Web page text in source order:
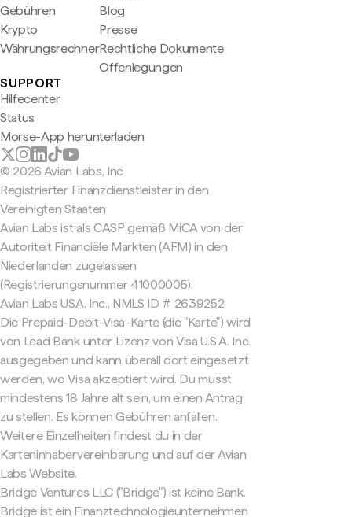
Gebühren
Krypto
Währungsrechner
Blog
Presse
Rechtliche Dokumente
Offenlegungen
SUPPORT
Hilfecenter
Status
Morse-App herunterladen
© 2026 Avian Labs, Inc
Registrierter Finanzdienstleister in den
Vereinigten Staaten
Avian Labs ist als CASP gemäß MiCA von der
Autoriteit Financiële Markten (AFM) in den
Niederlanden zugelassen
(Registrierungsnummer 41000005).
Avian Labs USA, Inc., NMLS ID # 2639252
Die Prepaid-Debit-Visa-Karte (die "Karte") wird
von Lead Bank unter Lizenz von Visa U.S.A. Inc.
ausgegeben und kann überall dort eingesetzt
werden, wo Visa akzeptiert wird. Du musst
mindestens 18 Jahre alt sein, um einen Antrag
zu stellen. Es können Gebühren anfallen.
Weitere Einzelheiten findest du in der
Karteninhabervereinbarung und auf der Avian
Labs Website.
Bridge Ventures LLC ("Bridge") ist keine Bank.
Bridge ist ein Finanztechnologieunternehmen